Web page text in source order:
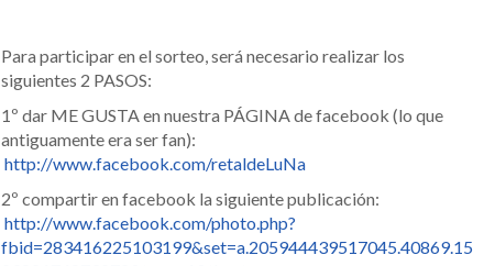
Para participar en el sorteo, será necesario realizar los
siguientes 2 PASOS:
1º dar ME GUSTA en nuestra PÁGINA de facebook (lo que
antiguamente era ser fan):
http://www.facebook.com/retaldeLuNa
2º compartir en facebook la siguiente publicación:
http://www.facebook.com/photo.php?
fbid=283416225103199&set=a.205944439517045.40869.15